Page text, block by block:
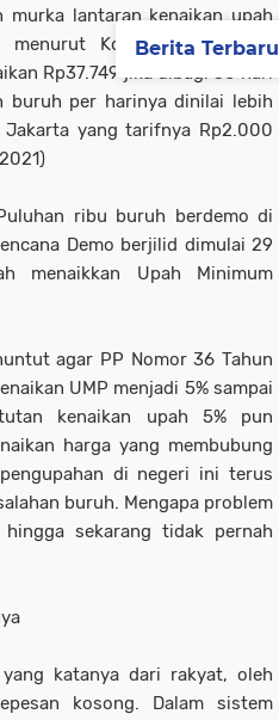
murka lantaran kenaikan upah
Konfederasi Serikat
Rp37.749 jika dibagi 30 hari
buruh per harinya dinilai lebih
yang tarifnya Rp2.000
ribu buruh berdemo di
Demo berjilid dimulai 29
menaikkan Upah Minimum
agar PP Nomor 36 Tahun
UMP menjadi 5% sampai
kenaikan upah 5% pun
harga yang membubung
di negeri ini terus
buruh. Mengapa problem
sekarang tidak pernah
katanya dari rakyat, oleh
kosong. Dalam sistem
Berita Terbaru